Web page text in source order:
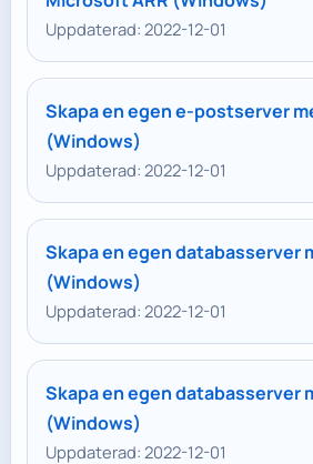
Uppdaterad: 2022-12-01
Skapa en egen e-postserver
(Windows)
Uppdaterad: 2022-12-01
Skapa en egen databasserver
(Windows)
Uppdaterad: 2022-12-01
Skapa en egen databasserver
(Windows)
Uppdaterad: 2022-12-01